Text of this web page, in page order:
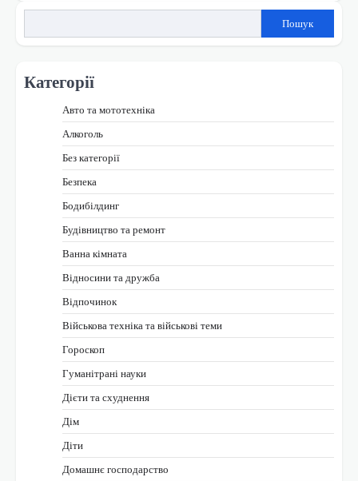
Пошук
Категорії
Авто та мототехніка
Алкоголь
Без категорії
Безпека
Бодибілдинг
Будівництво та ремонт
Ванна кімната
Відносини та дружба
Відпочинок
Військова техніка та військові теми
Гороскоп
Гуманітрані науки
Дієти та схуднення
Дім
Діти
Домашнє господарство